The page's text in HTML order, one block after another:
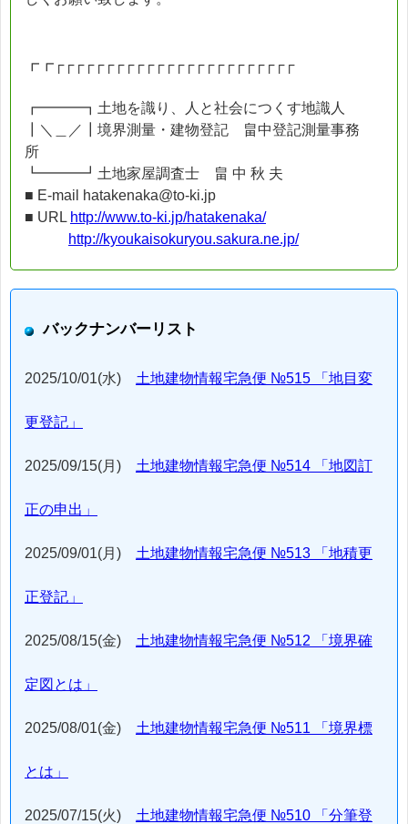
┏┏┌┌┌┌┌┌┌┌┌┌┌┌┌┌┌┌┌┌┌┌┌┌┌┌
┏━━━┓土地を識り、人と社会につくす地識人
┃＼＿／┃境界測量・建物登記 畠中登記測量事務
所
┗━━━┛土地家屋調査士 畠 中 秋 夫
■ E-mail hatakenaka@to-ki.jp
■ URL http://www.to-ki.jp/hatakenaka/
http://kyoukaisokuryou.sakura.ne.jp/
バックナンバーリスト
2025/10/01(水) 土地建物情報宅急便 №515 「地目変
更登記」
2025/09/15(月) 土地建物情報宅急便 №514 「地図訂
正の申出」
2025/09/01(月) 土地建物情報宅急便 №513 「地積更
正登記」
2025/08/15(金) 土地建物情報宅急便 №512 「境界確
定図とは」
2025/08/01(金) 土地建物情報宅急便 №511 「境界標
とは」
2025/07/15(火) 土地建物情報宅急便 №510 「分筆登